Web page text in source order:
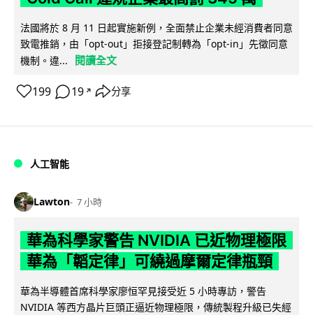
法國將於 8 月 11 日起實施新例，全面禁止企業未經消費者同意
致電推銷，由「opt-out」拒接登記制轉為「opt-in」先徵同意
機制。違...
閱讀全文
199 19 ↗ 分享
人工智能
Lawton 7 小時
華為科學家警告 NVIDIA 已近物理極限
華為「韜定律」可繞過摩爾定律瓶頸
華為半導體首席科學家廖恒罕見接受近 5 小時專訪，警告
NVIDIA 等西方晶片巨頭正逼近物理極限，傳統製程升級已失經